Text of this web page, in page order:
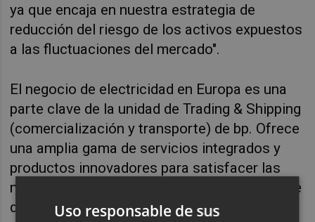
ya que encaja en nuestra estrategia de
reducción del riesgo de los activos expuestos
a las fluctuaciones del mercado".
El negocio de electricidad en Europa es una
parte clave de la unidad de Trading & Shipping
(comercialización y transporte) de bp. Ofrece
una amplia gama de servicios integrados y
productos innovadores para satisfacer las
necesidades de los clientes, como centros de
datos, plantas industriales, plantas de
Uso responsable de sus